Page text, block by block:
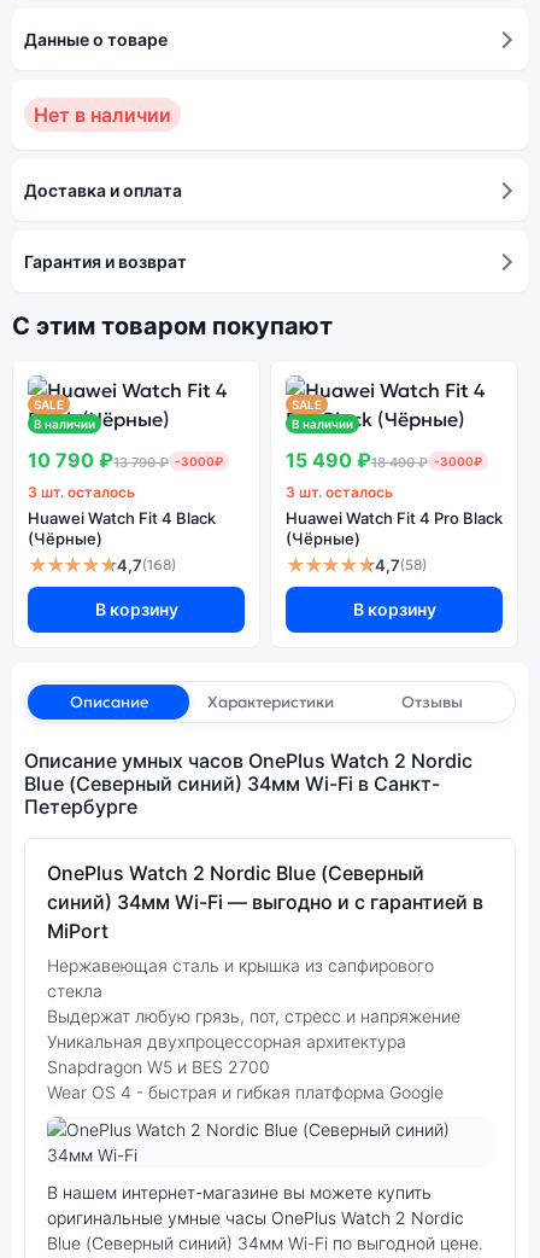
Данные о товаре
Нет в наличии
Доставка и оплата
Гарантия и возврат
С этим товаром покупают
SALE
В наличии
10 790 ₽13 790 ₽ -3000₽
3 шт. осталось
Huawei Watch Fit 4 Black
(Чёрные)
★★★★★4,7(168)
В корзину
SALE
В наличии
15 490 ₽18 490 ₽ -3000₽
3 шт. осталось
Huawei Watch Fit 4 Pro Black
(Чёрные)
★★★★★4,7(58)
В корзину
Описание Характеристики Отзывы
Описание умных часов OnePlus Watch 2 Nordic
Blue (Северный синий) 34мм Wi-Fi в Санкт-
Петербурге
OnePlus Watch 2 Nordic Blue (Северный
синий) 34мм Wi-Fi — выгодно и с гарантией в
MiPort
Нержавеющая сталь и крышка из сапфирового
стекла
Выдержат любую грязь, пот, стресс и напряжение
Уникальная двухпроцессорная архитектура
Snapdragon W5 и BES 2700
Wear OS 4 - быстрая и гибкая платформа Google
В нашем интернет-магазине вы можете купить
оригинальные умные часы OnePlus Watch 2 Nordic
Blue (Северный синий) 34мм Wi-Fi по выгодной цене.